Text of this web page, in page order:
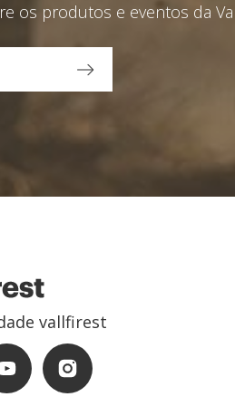
os produtos e eventos da
vallfirest